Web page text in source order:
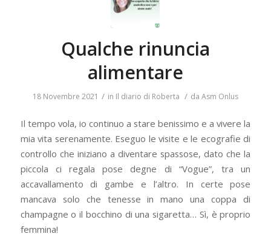
Qualche rinuncia
alimentare
18 Novembre 2021 / in Il diario di Roberta / da Asm Onlus
Il tempo vola, io continuo a stare benissimo e a vivere la
mia vita serenamente. Eseguo le visite e le ecografie di
controllo che iniziano a diventare spassose, dato che la
piccola ci regala pose degne di “Vogue”, tra un
accavallamento di gambe e l’altro. In certe pose
mancava solo che tenesse in mano una coppa di
champagne o il bocchino di una sigaretta… Sì, è proprio
femmina!